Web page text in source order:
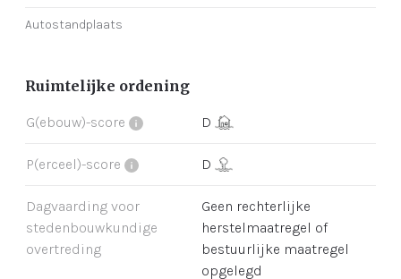
Autostandplaats
Ruimtelijke ordening
G(ebouw)-score D
P(erceel)-score D
Dagvaarding voor
stedenbouwkundige
overtreding
Geen rechterlijke
herstelmaatregel of
bestuurlijke maatregel
opgelegd